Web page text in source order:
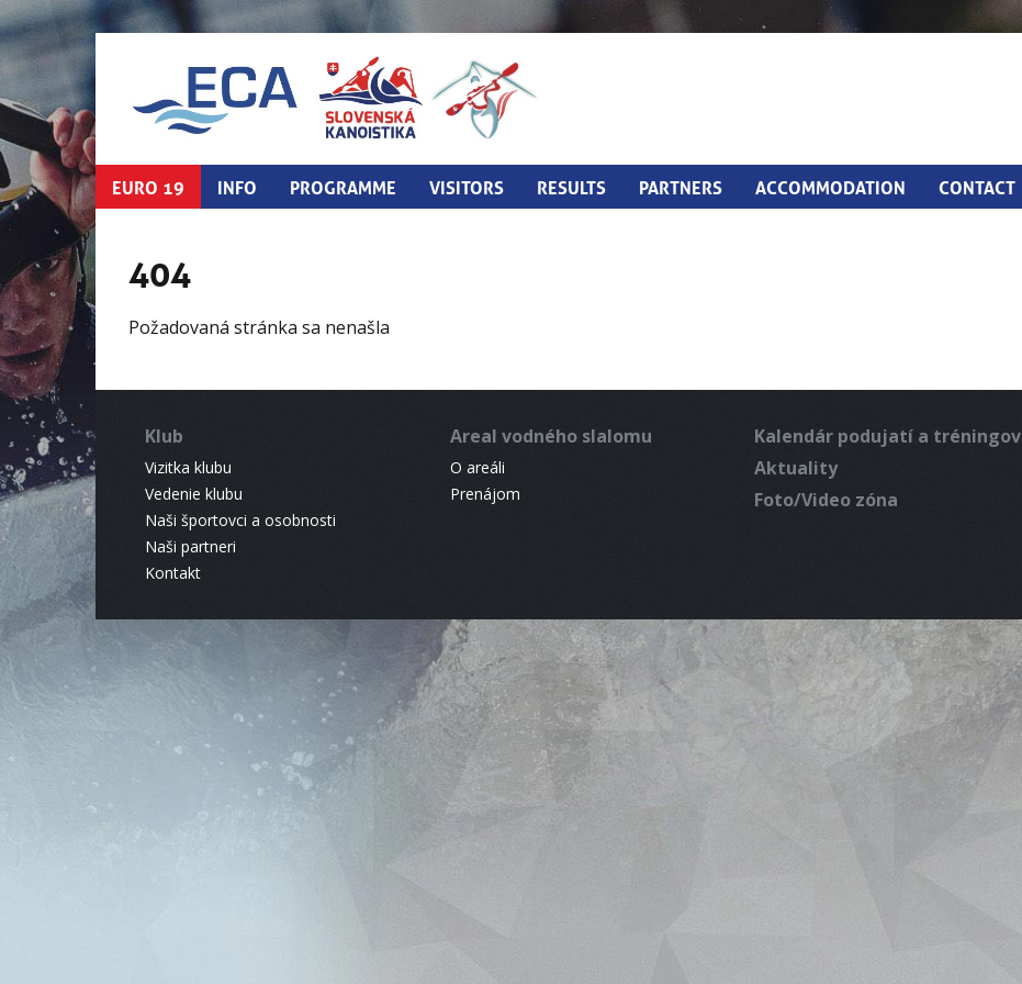
EURO 19 INFO PROGRAMME VISITORS RESULTS PARTNERS ACCOMMODATION CONTACT
404
Požadovaná stránka sa nenašla
Klub
Vizitka klubu
Vedenie klubu
Naši športovci a osobnosti
Naši partneri
Kontakt
Areal vodného slalomu
O areáli
Prenájom
Kalendár podujatí a tréningov
Aktuality
Foto/Video zóna